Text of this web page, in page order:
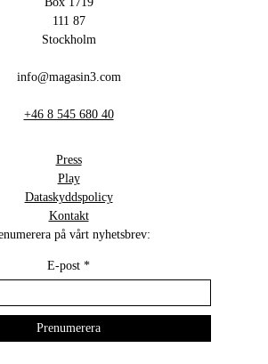
111 87
Stockholm
info@magasin3.com
+46 8 545 680 40
Press
Play
Dataskyddspolicy
Kontakt
på vårt nyhetsbrev:
E-post *